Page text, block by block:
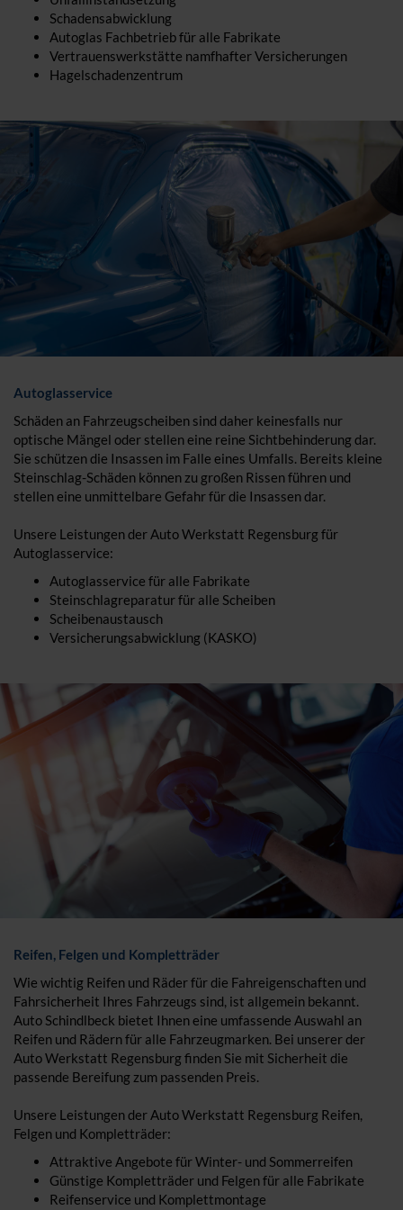
Schadensabwicklung
Autoglas Fachbetrieb für alle Fabrikate
Vertrauenswerkstätte namfhafter Versicherungen
Hagelschadenzentrum
Autoglasservice
Schäden an Fahrzeugscheiben sind daher keinesfalls nur
optische Mängel oder stellen eine reine Sichtbehinderung dar.
Sie schützen die Insassen im Falle eines Umfalls. Bereits kleine
Steinschlag-Schäden können zu großen Rissen führen und
stellen eine unmittelbare Gefahr für die Insassen dar.
Unsere Leistungen der Auto Werkstatt Regensburg für
Autoglasservice:
Autoglasservice für alle Fabrikate
Steinschlagreparatur für alle Scheiben
Scheibenaustausch
Versicherungsabwicklung (KASKO)
Reifen, Felgen und Kompletträder
Wie wichtig Reifen und Räder für die Fahreigenschaften und
Fahrsicherheit Ihres Fahrzeugs sind, ist allgemein bekannt.
Auto Schindlbeck bietet Ihnen eine umfassende Auswahl an
Reifen und Rädern für alle Fahrzeugmarken. Bei unserer der
Auto Werkstatt Regensburg finden Sie mit Sicherheit die
passende Bereifung zum passenden Preis.
Unsere Leistungen der Auto Werkstatt Regensburg Reifen,
Felgen und Kompletträder:
Attraktive Angebote für Winter- und Sommerreifen
Günstige Kompletträder und Felgen für alle Fabrikate
Reifenservice und Komplettmontage